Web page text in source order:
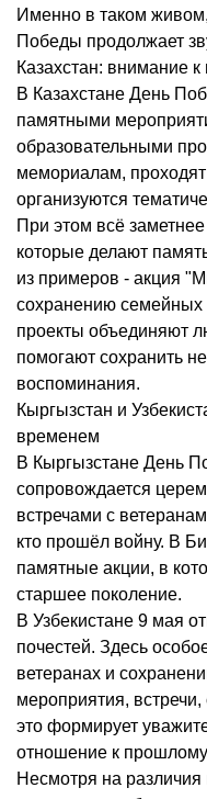
Именно в таком
Победы продолжает
Казахстан: внимание
В Казахстане День
памятными
образовательными
мемориалам,
организуются
При этом всё
которые делают
из примеров - акция
сохранению
проекты объединяют
помогают сохранить
воспоминания.
Кыргызстан и
временем
В Кыргызстане День
сопровождается
встречами с
кто прошёл войну. В
памятные акции, в
старшее поколение.
В Узбекистане 9 мая
почестей. Здесь
ветеранах и
мероприятия,
это формирует
отношение к
Несмотря на